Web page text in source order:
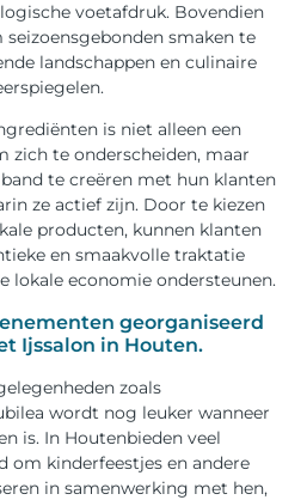
voetafdruk. Bovendien
smaken te
landschappen en culinaire
is niet alleen een
zich te onderscheiden, maar
te creëren met hun klanten
ze actief zijn. Door te kiezen
producten, kunnen klanten
en smaakvolle traktatie
lokale economie ondersteunen.
georganiseerd
Ijssalon in Houten.
zoals
wordt nog leuker wanneer
is. In Houtenbieden veel
om kinderfeestjes en andere
in samenwerking met hen,